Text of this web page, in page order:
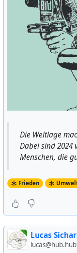
Die Weltlage
Dabei sind 2024
Menschen, die
Frieden
Lucas